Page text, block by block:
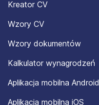
Kreator CV
Wzory CV
Wzory dokumentów
Kalkulator wynagrodzeń
Aplikacja mobilna Android
Aplikacja mobilna iOS